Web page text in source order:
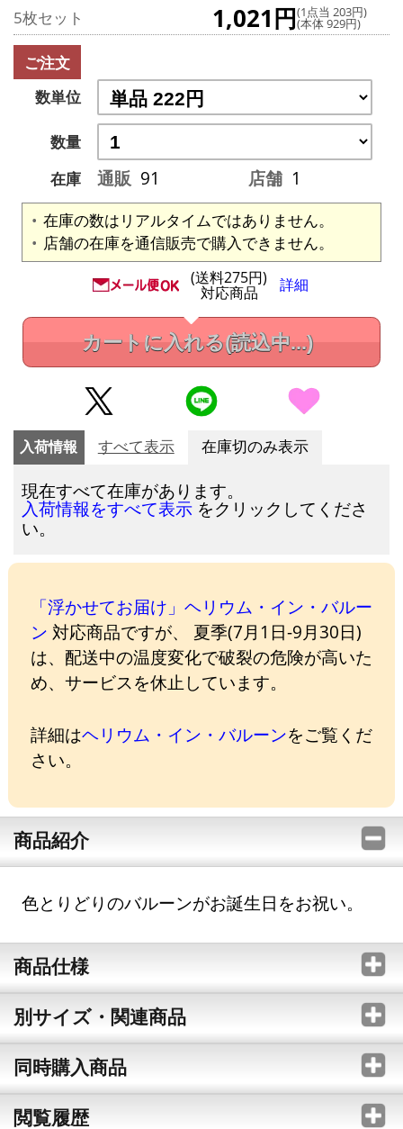
5枚セット 1,021円(1点当 203円)
(本体 929円)
ご注文
数単位
数量
在庫
通販 91 店舗 1
在庫の数はリアルタイムではありません。
店舗の在庫を通信販売で購入できません。
(送料275円)
対応商品 詳細
カートに入れる(読込中...)
入荷情報 すべて表示 在庫切のみ表示
現在すべて在庫があります。
入荷情報をすべて表示 をクリックしてくださ
い。
「浮かせてお届け」ヘリウム・イン・バルー
ン 対応商品ですが、 夏季(7月1日-9月30日)
は、配送中の温度変化で破裂の危険が高いた
め、サービスを休止しています。
詳細はヘリウム・イン・バルーンをご覧くだ
さい。
商品紹介
色とりどりのバルーンがお誕生日をお祝い。
商品仕様
別サイズ・関連商品
同時購入商品
閲覧履歴